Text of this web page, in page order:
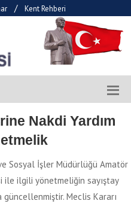
/ Kent Rehberi
Nakdi Yardım
Sosyal İşler Müdürlüğü Amatör
ile ilgili yönetmeliğin sayıştay
güncellenmiştir. Meclis Kararı